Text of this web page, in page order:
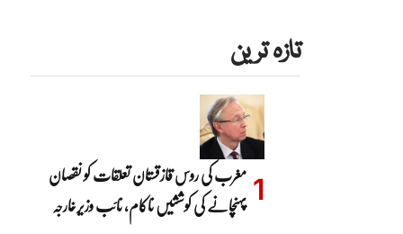
تازہ ترین
مغرب کی روس قازقستان تعلقات کو نقصان
پہنچانے کی کوششیں ناکام، نائب وزیرخارجہ